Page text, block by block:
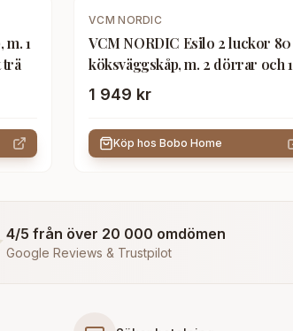
m. 1
trä
VCM NORDIC
VCM NORDIC Esilo 2 luckor 80
köksväggskåp, m. 2 dörrar och 1
hylla - vit och naturligt trä
1 949 kr
Köp hos Bobo Home
4/5 från över 20 000 omdömen
Google Reviews & Trustpilot